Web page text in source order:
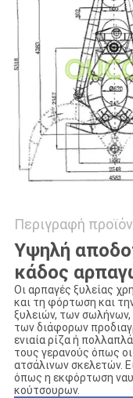
ΠΟΛΙΤΙΚΉ
ΑΠΟΡΡΉΤΟΥ
Περιγραφή
Υψηλή
κάδος
Οι αρπαγές ξυλείας
και τη φόρτωση και
ξυλειών, των
των διάφορων
ενιαία ρίζα ή
τους γερανούς όπως οι
ατσάλινων σκελετών.
όπως η εκφόρτωση
κούτσουρων.